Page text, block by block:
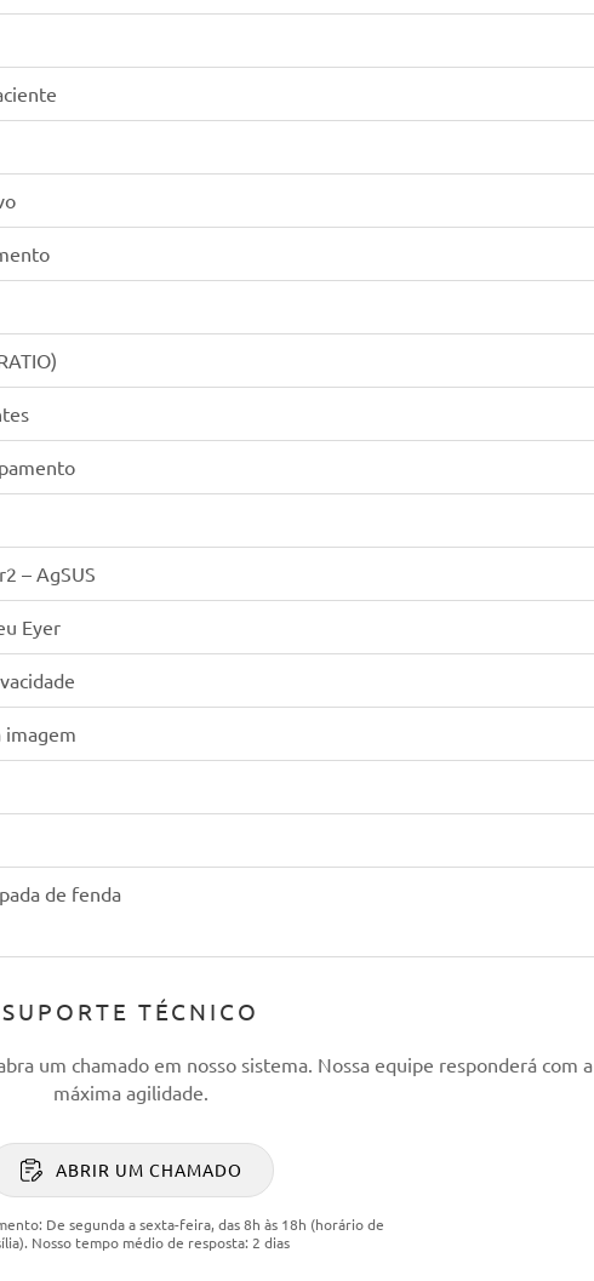
– AgSUS
Eyer
imagem
de fenda
SUPORTE TÉCNICO
um chamado em nosso sistema. Nossa equipe responderá com a
máxima agilidade.
ABRIR UM CHAMADO
De segunda a sexta-feira, das 8h às 18h (horário de
Nosso tempo médio de resposta: 2 dias